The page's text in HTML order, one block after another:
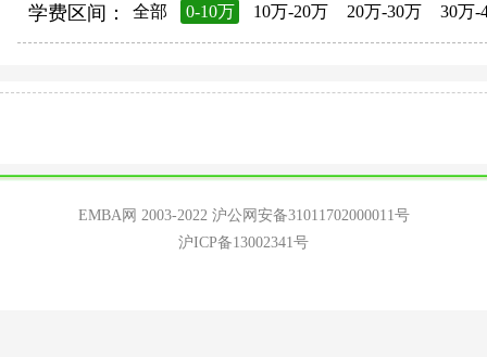
学费区间： 全部 0-10万 10万-20万 20万-30万 30万-
EMBA网 2003-2022 沪公网安备31011702000011号
沪ICP备13002341号